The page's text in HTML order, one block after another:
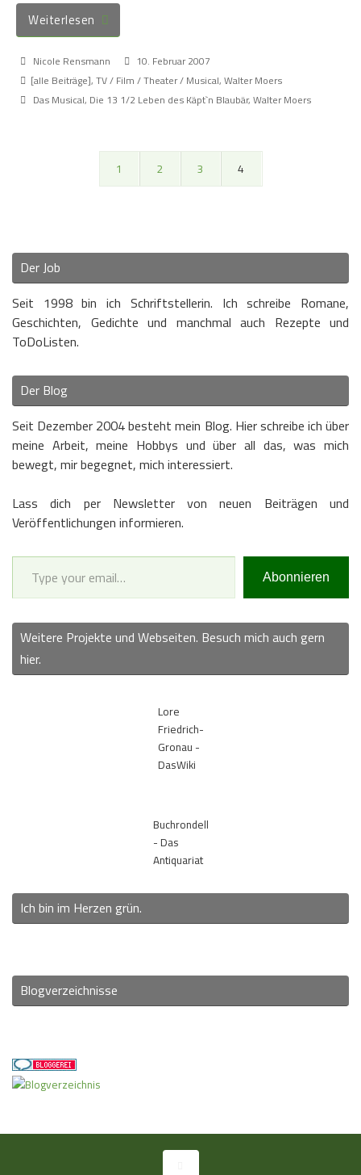
Weiterlesen
Nicole Rensmann
10. Februar 2007
[alle Beiträge], TV / Film / Theater / Musical, Walter Moers
Das Musical, Die 13 1/2 Leben des Käpt`n Blaubär, Walter Moers
1 2 3 4
Der Job
Seit 1998 bin ich Schriftstellerin. Ich schreibe Romane,
Geschichten, Gedichte und manchmal auch Rezepte und
ToDoListen.
Der Blog
Seit Dezember 2004 besteht mein Blog. Hier schreibe ich über
meine Arbeit, meine Hobbys und über all das, was mich
bewegt, mir begegnet, mich interessiert.
Lass dich per Newsletter von neuen Beiträgen und
Veröffentlichungen informieren.
Type your email…
Abonnieren
Weitere Projekte und Webseiten. Besuch mich auch gern
hier.
Lore
Friedrich-
Gronau -
DasWiki
Buchrondell
- Das
Antiquariat
Ich bin im Herzen grün.
Blogverzeichnisse